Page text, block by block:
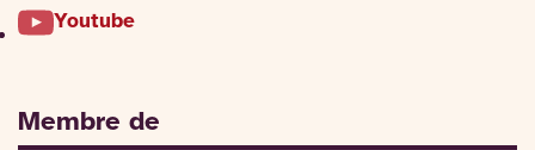
Youtube
Membre de